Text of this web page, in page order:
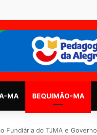
MA BEQUIMÃO-MA
Fundiária do TJMA e